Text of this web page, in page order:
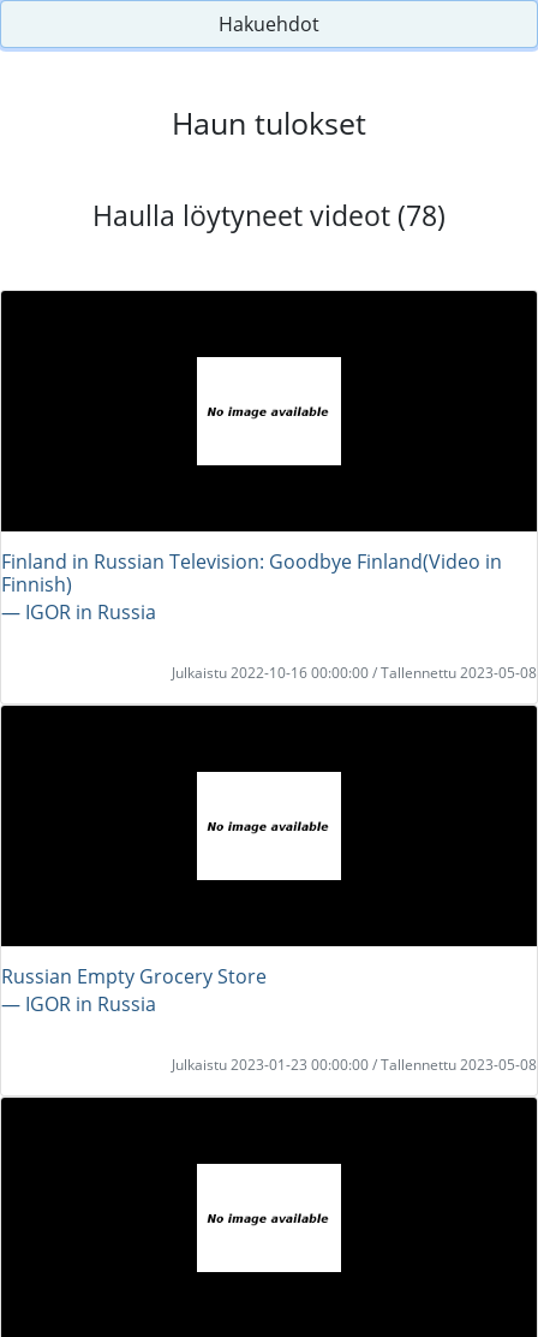
Hakuehdot
Haun tulokset
Haulla löytyneet videot (78)
Finland in Russian Television: Goodbye Finland(Video in
Finnish)
― IGOR in Russia
Julkaistu 2022-10-16 00:00:00 / Tallennettu 2023-05-08
Russian Empty Grocery Store
― IGOR in Russia
Julkaistu 2023-01-23 00:00:00 / Tallennettu 2023-05-08